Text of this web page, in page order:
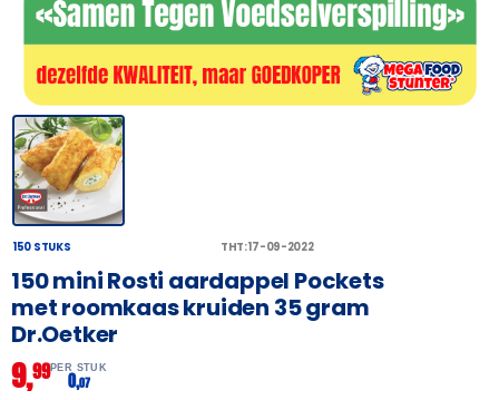
150 STUKS THT: 17-09-2022
150 mini Rosti aardappel Pockets
met roomkaas kruiden 35 gram
Dr.Oetker
9,99PER STUK
0,07